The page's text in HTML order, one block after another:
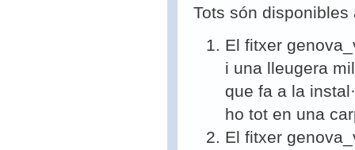
Tots són disponibles
El fitxer
i una lleugera
que fa a la
ho tot en una
El fitxer